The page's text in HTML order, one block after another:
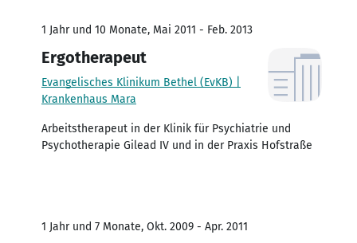
1 Jahr und 10 Monate, Mai 2011 - Feb. 2013
Ergotherapeut
Evangelisches Klinikum Bethel (EvKB) |
Krankenhaus Mara
Arbeitstherapeut in der Klinik für Psychiatrie und
Psychotherapie Gilead IV und in der Praxis Hofstraße
1 Jahr und 7 Monate, Okt. 2009 - Apr. 2011